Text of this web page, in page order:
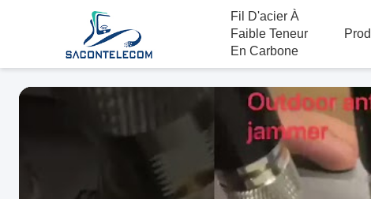
Fil D'acier À
Faible Teneur
En Carbone